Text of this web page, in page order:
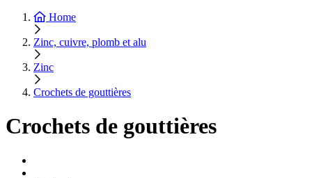
Home
Zinc, cuivre, plomb et alu
Zinc
Crochets de gouttières
Crochets de gouttières